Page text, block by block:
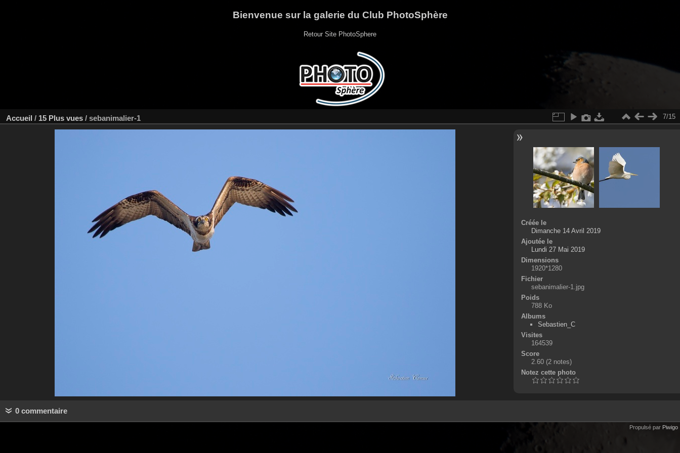
Bienvenue sur la galerie du Club PhotoSphère
Retour Site PhotoSphere
Accueil / 15 Plus vues / sebanimalier-1 7/15
Créée le
Dimanche 14 Avril 2019
Ajoutée le
Lundi 27 Mai 2019
Dimensions
1920*1280
Fichier
sebanimalier-1.jpg
Poids
788 Ko
Albums
Sebastien_C
Visites
164539
Score
2.60 (2 notes)
Notez cette photo
0 commentaire
Propulsé par Piwigo